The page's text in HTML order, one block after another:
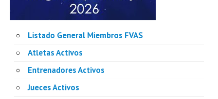
Listado General Miembros FVAS
Atletas Activos
Entrenadores Activos
Jueces Activos